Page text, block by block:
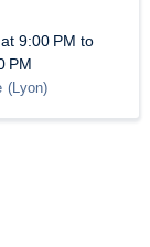
9:00 PM to
PM
(Lyon)